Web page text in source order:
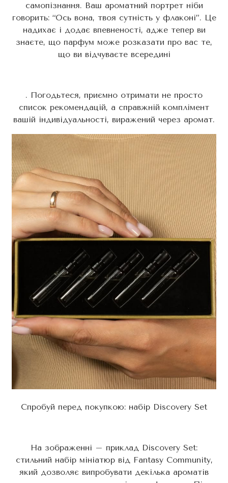
самопізнання. Ваш ароматний портрет ніби
говорить: “Ось вона, твоя сутність у флаконі”. Це
надихає і додає впевненості, адже тепер ви
знаєте, що парфум може розказати про вас те,
що ви відчуваєте всередині
. Погодьтеся, приємно отримати не просто
список рекомендацій, а справжній комплімент
вашій індивідуальності, виражений через аромат.
Спробуй перед покупкою: набір Discovery Set
На зображенні – приклад Discovery Set:
стильний набір мініатюр від Fantasy Community,
який дозволяє випробувати декілька ароматів